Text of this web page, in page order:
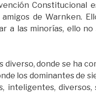
Constitucional
de Warnken.
a las minorías, ello
donde se ha
los dominantes de
inteligentes,